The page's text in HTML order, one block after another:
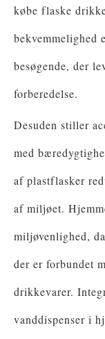
købe flaske
bekvemmelighed
besøgende, der
forberedelse.
Desuden stiller
med
af ​​plastflasker
af miljøet.
miljøvenlighed,
der er forbundet
drikkevarer.
vanddispenser i